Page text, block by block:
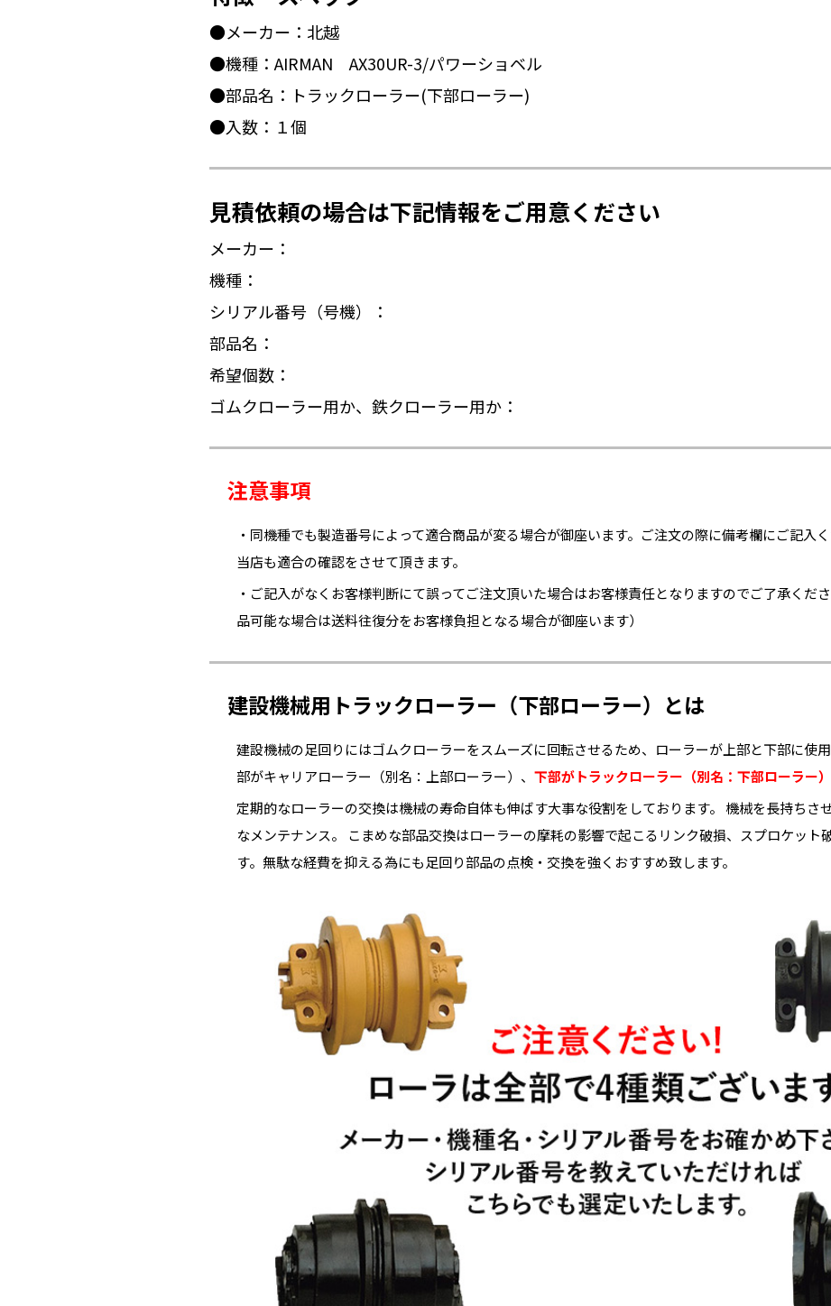
●メーカー：北越
●機種：AIRMAN AX30UR-3/パワーショベル
●部品名：トラックローラー(下部ローラー)
●入数：１個
見積依頼の場合は下記情報をご用意ください
メーカー：
機種：
シリアル番号（号機）：
部品名：
希望個数：
ゴムクローラー用か、鉄クローラー用か：
注意事項
・同機種でも製造番号によって適合商品が変る場合が御座います。ご注文の際に備考欄にご記入
当店も適合の確認をさせて頂きます。
・ご記入がなくお客様判断にて誤ってご注文頂いた場合はお客様責任となりますのでご了承くだ
品可能な場合は送料往復分をお客様負担となる場合が御座います）
建設機械用トラックローラー（下部ローラー）とは
建設機械の足回りにはゴムクローラーをスムーズに回転させるため、ローラーが上部と下部に使
部がキャリアローラー（別名：上部ローラー）、 下部がトラックローラー（別名：下部ローラー）
定期的なローラーの交換は機械の寿命自体も伸ばす大事な役割をしております。 機械を長持ちさ
なメンテナンス。 こまめな部品交換はローラーの摩耗の影響で起こるリンク破損、スプロケット
す。無駄な経費を抑える為にも足回り部品の点検・交換を強くおすすめ致します。